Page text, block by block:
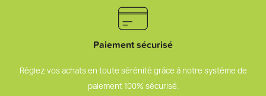
Paiement sécurisé
Réglez vos achats en toute sérénité grâce à notre système de
paiement 100% sécurisé.